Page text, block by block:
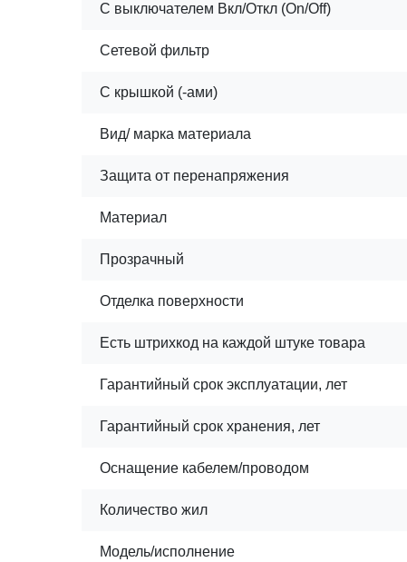
С выключателем Вкл/Откл (On/Off)
Сетевой фильтр
С крышкой (-ами)
Вид/ марка материала
Защита от перенапряжения
Материал
Прозрачный
Отделка поверхности
Есть штрихкод на каждой штуке товара
Гарантийный срок эксплуатации, лет
Гарантийный срок хранения, лет
Оснащение кабелем/проводом
Количество жил
Модель/исполнение